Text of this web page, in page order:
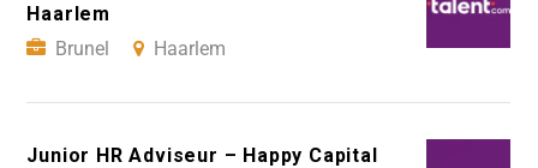
Haarlem
Brunel
Haarlem
Junior HR Adviseur – Happy Capital